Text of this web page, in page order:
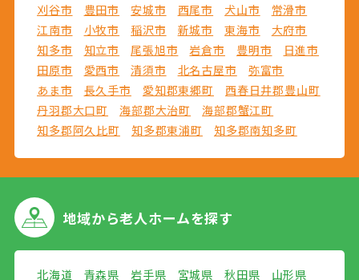
刈谷市
豊田市 安城市 西尾市 犬山市
常滑市
江南市
小牧市 稲沢市 新城市 東海市
大府市
知多市
知立市 尾張旭市 岩倉市 豊明市
日進市
田原市
愛西市 清須市 北名古屋市
弥富市
あま市
長久手市 愛知郡東郷町
西春日井郡豊山町
丹羽郡大口町
海部郡大治町
海部郡蟹江町
知多郡阿久比町
知多郡東浦町 知多郡南知多町
地域から老人ホームを探す
北海道 青森県 岩手県 宮城県 秋田県
山形県